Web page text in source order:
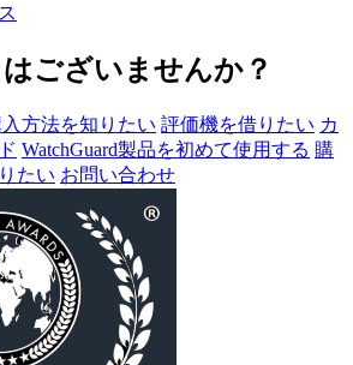
ございませんか？
方法を知りたい 評価機を借りたい カ
WatchGuard製品を初めて使用する 購
たい お問い合わせ